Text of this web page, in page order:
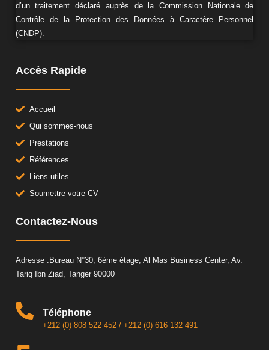
d’un traitement déclaré auprès de la Commission Nationale de
Contrôle de la Protection des Données à Caractère Personnel
(CNDP).
Accès Rapide
Accueil
Qui sommes-nous
Prestations
Références
Liens utiles
Soumettre votre CV
Contactez-Nous
Adresse :Bureau N°30, 6ème étage, Al Mas Business Center, Av.
Tariq Ibn Ziad, Tanger 90000
Téléphone
+212 (0) 808 522 452/ +212 (0) 616 132 491